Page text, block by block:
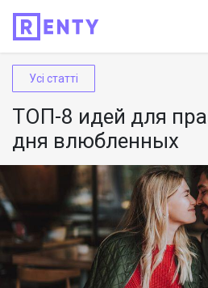
Усі статті
ТОП-8 идей для
дня влюбленных